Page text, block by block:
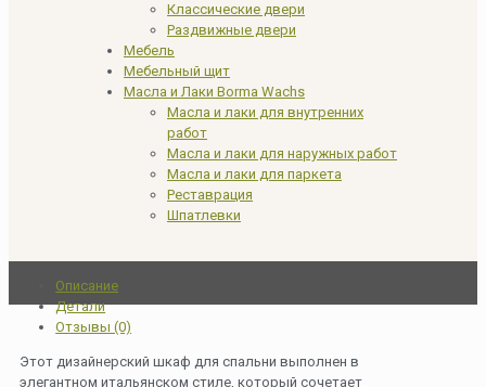
Классические двери
Раздвижные двери
Мебель
Мебельный щит
Масла и Лаки Borma Wachs
Масла и лаки для внутренних
работ
Масла и лаки для наружных работ
Масла и лаки для паркета
Реставрация
Шпатлевки
Описание
Детали
Отзывы (0)
Этот дизайнерский шкаф для спальни выполнен в
элегантном итальянском стиле, который сочетает